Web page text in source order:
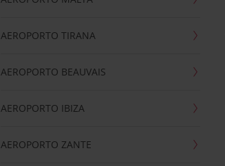
AEROPORTO TIRANA
AEROPORTO BEAUVAIS
AEROPORTO IBIZA
AEROPORTO ZANTE